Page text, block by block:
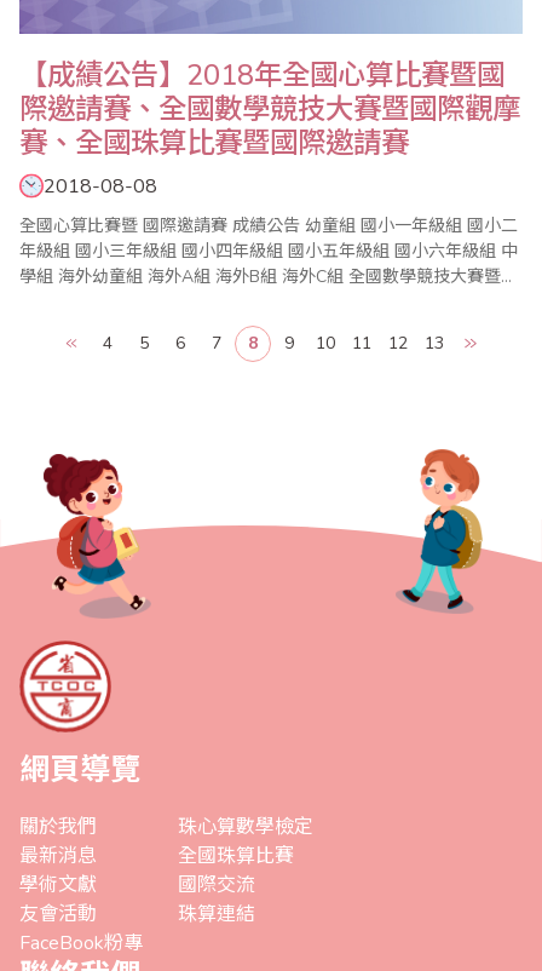
【成績公告】2018年全國心算比賽暨國
際邀請賽、全國數學競技大賽暨國際觀摩
賽、全國珠算比賽暨國際邀請賽
2018-08-08
全國心算比賽暨 國際邀請賽 成績公告 幼童組 國小一年級組 國小二
年級組 國小三年級組 國小四年級組 國小五年級組 國小六年級組 中
學組 海外幼童組 海外A組 海外B組 海外C組 全國數學競技大賽暨國
4
5 6 7 8 9 10 11 12 13
網頁導覽
關於我們
最新消息
學術文獻
友會活動
FaceBook粉專
珠心算數學檢定
全國珠算比賽
國際交流
珠算連結